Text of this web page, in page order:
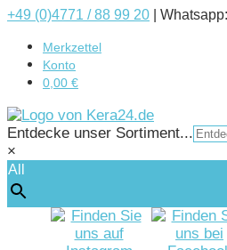
+49 (0)4771 / 88 99 20
Merkzettel
Konto
0,00 €
Entdecke unser Sortiment...
×
All